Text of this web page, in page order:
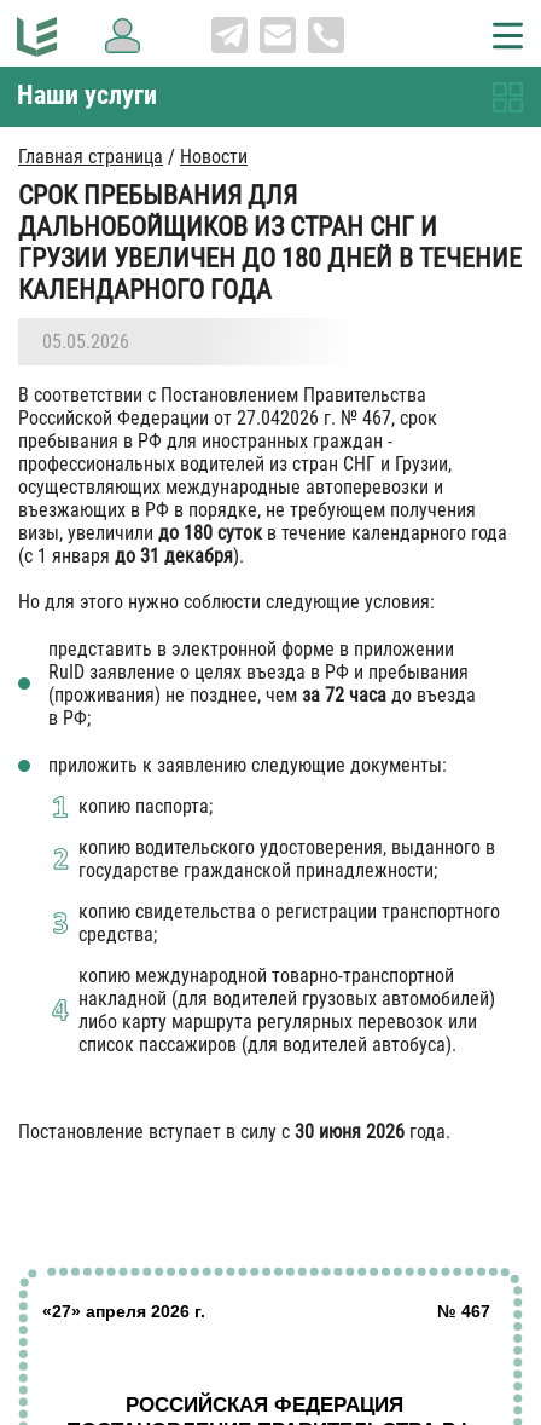
Наши услуги
Главная страница / Новости
СРОК ПРЕБЫВАНИЯ ДЛЯ
ДАЛЬНОБОЙЩИКОВ ИЗ СТРАН СНГ И
ГРУЗИИ УВЕЛИЧЕН ДО 180 ДНЕЙ В ТЕЧЕНИЕ
КАЛЕНДАРНОГО ГОДА
05.05.2026
В соответствии с Постановлением Правительства
Российской Федерации от 27.042026 г. № 467, срок
пребывания в РФ для иностранных граждан -
профессиональных водителей из стран СНГ и Грузии,
осуществляющих международные автоперевозки и
въезжающих в РФ в порядке, не требующем получения
визы, увеличили до 180 суток в течение календарного года
(c 1 января до 31 декабря).
Но для этого нужно соблюсти следующие условия:
представить в электронной форме в приложении
RuID заявление о целях въезда в РФ и пребывания
(проживания) не позднее, чем за 72 часа до въезда
в РФ;
приложить к заявлению следующие документы:
копию паспорта;
копию водительского удостоверения, выданного в
государстве гражданской принадлежности;
копию свидетельства о регистрации транспортного
средства;
копию международной товарно-транспортной
накладной (для водителей грузовых автомобилей)
либо карту маршрута регулярных перевозок или
список пассажиров (для водителей автобуса).
Постановление вступает в силу с 30 июня 2026 года.